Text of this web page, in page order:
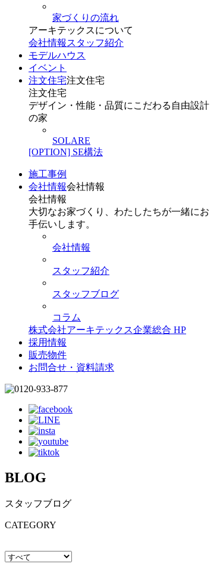
家づくりの流れ
アーキテックスについて
会社情報 スタッフ紹介
モデルハウス
イベント
注文住宅注文住宅
注文住宅
デザイン・性能・品質にこだわる自由設計
の家
SOLARE
[OPTION] SE構法
施工事例
会社情報会社情報
会社情報
大切なお家づくり、わたしたちが一緒にお
手伝いします。
会社情報
スタッフ紹介
スタッフブログ
コラム
株式会社アーキテックス企業総合 HP
採用情報
販売物件
お問合せ・資料請求
BLOG
スタッフブログ
CATEGORY